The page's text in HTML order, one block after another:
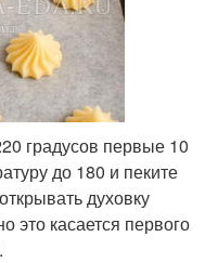
градусов первые 10
до 180 и пеките
духовку
это касается первого